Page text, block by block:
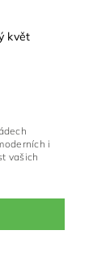
květ
i
vašich